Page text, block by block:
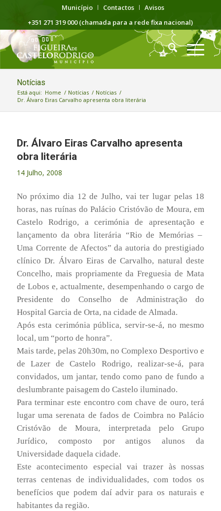
Município Contactos
Avisos
+351 271 319 000 (chamada para a rede fixa nacional)
Notícias
Está aqui: Home / Notícias / Notícias /
Dr. Álvaro Eiras Carvalho apresenta obra literária
Dr. Álvaro Eiras Carvalho apresenta
obra literária
14 Julho, 2008
No próximo dia 12 de Julho, vai ter lugar pelas 18
horas, nas ruínas do Palácio Cristóvão de Moura, em
Castelo Rodrigo, a cerimónia de apresentação e
lançamento da obra literária “Rio de Memórias –
Uma Corrente de Afectos” da autoria do prestigiado
clínico Dr. Álvaro Eiras de Carvalho, natural deste
Concelho, mais propriamente da Freguesia de Mata
de Lobos e, actualmente, desempenhando o cargo de
Presidente do Conselho de Administração do
Hospital Garcia de Orta, na cidade de Almada.
Após esta cerimónia pública, servir-se-á, no mesmo
local, um “porto de honra”.
Mais tarde, pelas 20h30m, no Complexo Desportivo e
de Lazer de Castelo Rodrigo, realizar-se-á, para
convidados, um jantar, tendo como pano de fundo a
deslumbrante paisagem do Castelo iluminado.
Para terminar este encontro com chave de ouro, terá
lugar uma serenata de fados de Coimbra no Palácio
Cristóvão de Moura, interpretada pelo Grupo
Jurídico, composto por antigos alunos da
Universidade daquela cidade.
Este acontecimento especial vai trazer às nossas
terras centenas de individualidades, com todos os
benefícios que podem daí advir para os naturais e
habitantes da região.